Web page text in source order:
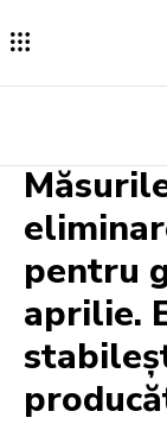
pentru
aprilie.